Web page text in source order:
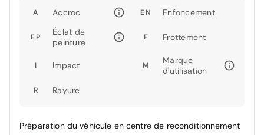
A Accroc EN Enfoncement
EP
Éclat de
peinture
F Frottement
I Impact M
Marque
d'utilisation
R Rayure
Préparation du véhicule en centre de reconditionnement